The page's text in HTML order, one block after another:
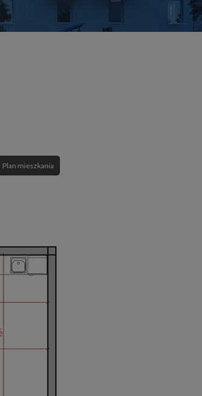
Plan mieszkania